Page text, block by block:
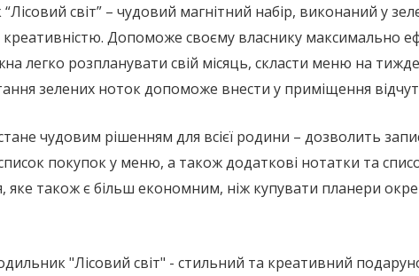
світ” – чудовий магнітний набір, виконаний у
креативністю. Допоможе своєму власнику максимально
легко розпланувати свій місяць, скласти меню на
зелених ноток допоможе внести у приміщення
чудовим рішенням для всієї родини – дозволить
покупок у меню, а також додаткові нотатки та
яке також є більш економним, ніж купувати планери
"Лісовий світ" - стильний та креативний